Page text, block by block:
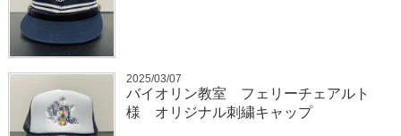
2025/03/07
バイオリン教室 フェリーチェアルト
様 オリジナル刺繍キャップ